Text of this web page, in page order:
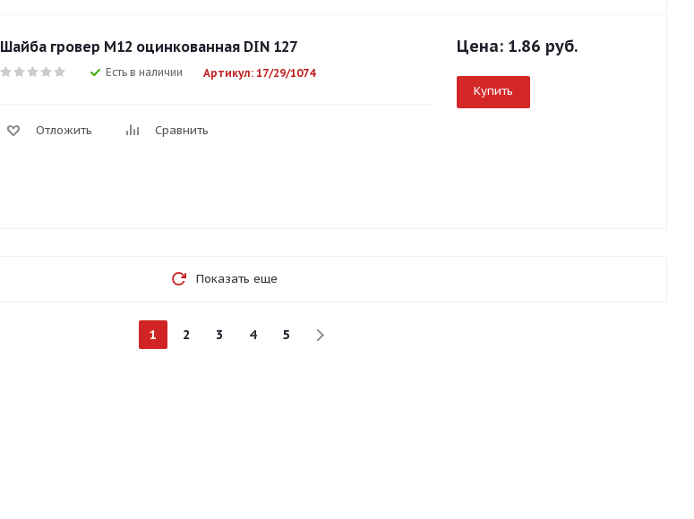
Шайба гровер М12 оцинкованная DIN 127
Есть в наличии Артикул: 17/29/1074
Отложить Сравнить
Цена: 1.86 руб.
Купить
Показать еще
1 2 3 4 5